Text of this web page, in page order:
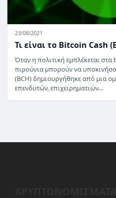
23/08/2021
Τι είναι το Bitcoin Cash
Όταν η πολιτική εμπλέκεται
πιρούνια μπορούν να
(BCH) δημιουργήθηκε από μια
επενδυτών, επιχειρηματιών…